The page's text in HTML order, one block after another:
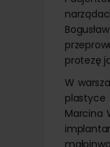
protezę
W
plastyce
Marcina